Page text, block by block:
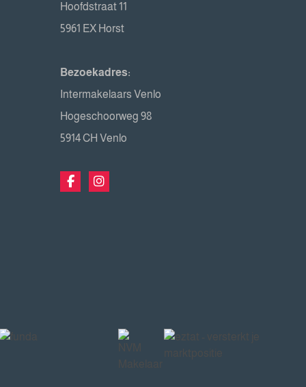
Hoofdstraat 11
5961 EX Horst
Bezoekadres:
Intermakelaars Venlo
Hogeschoorweg 98
5914 CH Venlo